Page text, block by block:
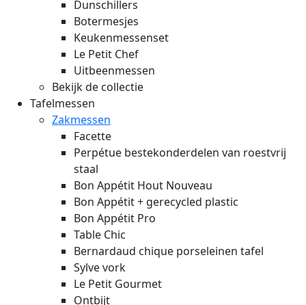
Dunschillers
Botermesjes
Keukenmessenset
Le Petit Chef
Uitbeenmessen
Bekijk de collectie
Tafelmessen
Zakmessen
Facette
Perpétue bestekonderdelen van roestvrij
staal
Bon Appétit Hout Nouveau
Bon Appétit + gerecycled plastic
Bon Appétit Pro
Table Chic
Bernardaud chique porseleinen tafel
Sylve vork
Le Petit Gourmet
Ontbijt